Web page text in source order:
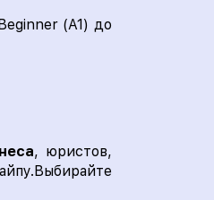
(A1) до
, юристов,